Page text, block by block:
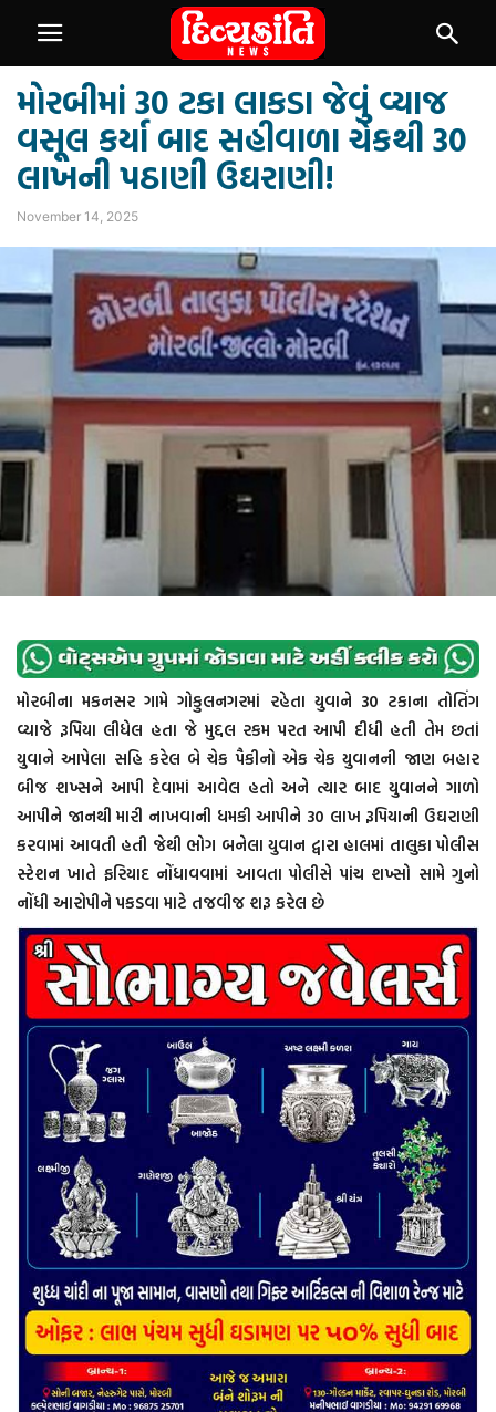
મોરબીમાં 30 ટકા લાકડા જેવું વ્યાજ
વસૂલ કર્યા બાદ સહીવાળા ચેકથી 30
લાખની પઠાણી ઉઘરાણી!
November 14, 2025
મોરબીના મકનસર ગામે ગોકુલનગરમાં રહેતા યુવાને 30 ટકાના તોતિંગ
વ્યાજે રૂપિયા લીધેલ હતા જે મુદ્દલ રકમ પરત આપી દીધી હતી તેમ છતાં
યુવાને આપેલા સહિ કરેલ બે ચેક પૈકીનો એક ચેક યુવાનની જાણ બહાર
બીજ શખ્સને આપી દેવામાં આવેલ હતો અને ત્યાર બાદ યુવાનને ગાળો
આપીને જાનથી મારી નાખવાની ધમકી આપીને 30 લાખ રૂપિયાની ઉઘરાણી
કરવામાં આવતી હતી જેથી ભોગ બનેલા યુવાન દ્વારા હાલમાં તાલુકા પોલીસ
સ્ટેશન ખાતે ફરિયાદ નોંધાવવામાં આવતા પોલીસે પાંચ શખ્સો સામે ગુનો
નોંધી આરોપીને પકડવા માટે તજવીજ શરૂ કરેલ છે